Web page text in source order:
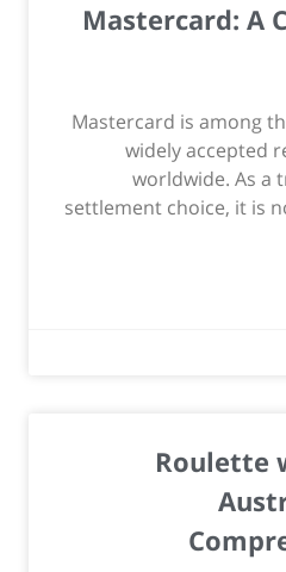
Mastercard: A
Mastercard is among
widely accepted
worldwide. As a
settlement choice, it is
Roulette